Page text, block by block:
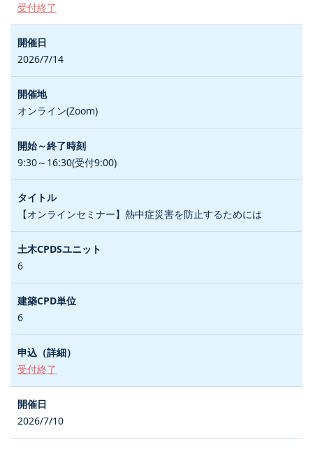
受付終了
2026/7/14
オンライン(Zoom)
9:30～16:30(受付9:00)
【オンラインセミナー】熱中症災害を防止するためには
6
6
受付終了
2026/7/10